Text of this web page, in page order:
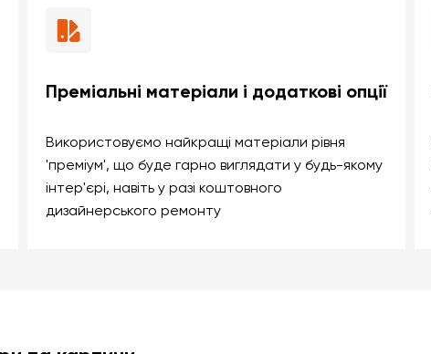
Преміальні матеріали і додаткові опції
Використовуємо найкращі матеріали рівня
'преміум', що буде гарно виглядати у будь-якому
інтер'єрі, навіть у разі коштовного
дизайнерського ремонту